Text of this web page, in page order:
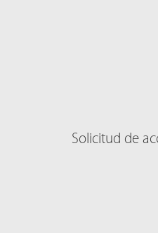
Solicitud de